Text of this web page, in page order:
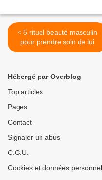
< 5 rituel beauté masculin
pour prendre soin de lui
Hébergé par Overblog
Top articles
Pages
Contact
Signaler un abus
C.G.U.
Cookies et données